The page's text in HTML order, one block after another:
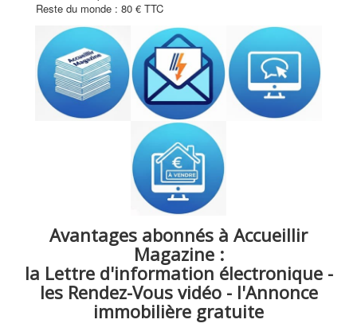
Reste du monde : 80 € TTC
Avantages abonnés à Accueillir
Magazine :
la Lettre d'information électronique -
les Rendez-Vous vidéo - l'Annonce
immobilière gratuite